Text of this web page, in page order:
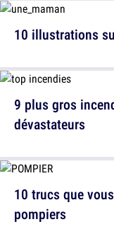
10 illustrations
10 trucs que
pompiers
9 plus gros
dévastateurs